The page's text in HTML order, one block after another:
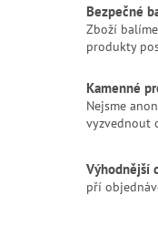
Bezpečné
Zboží
produkty
Kamenné
Nejsme
vyzvednout
Výhodnější
pří